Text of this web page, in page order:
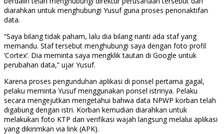
diarahkan untuk menghubungi Yusuf guna proses penonaktifan
data.
“Saya bilang tidak paham, lalu dia bilang nanti ada staf yang
memandu. Staf tersebut menghubungi saya dengan foto profil
‘Cortex’. Dia meminta saya mengklik tautan di Google untuk
perubahan data,” ujar Yusuf.
Karena proses pengunduhan aplikasi di ponsel pertama gagal,
pelaku meminta Yusuf menggunakan ponsel istrinya. Pelaku
secara mengejutkan mengetahui bahwa data NPWP korban telah
digabung dengan istri. Korban kemudian diarahkan untuk
melakukan foto KTP dan verifikasi wajah langsung melalui aplikasi
yang dikirimkan via link (APK).